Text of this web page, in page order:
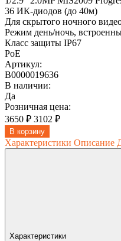
36 ИК-диодов (до 40м)
Для скрытого ночного
Режим день/ночь,
Класс защиты IР67
PoE
Артикул:
В0000019636
В наличии:
Да
Розничная цена:
3650 ₽ 3102 ₽
В корзину
Характеристики Описание
Характеристики